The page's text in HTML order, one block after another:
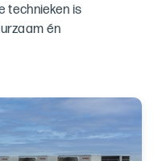
technieken is
én